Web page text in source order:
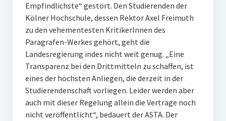
Empfindlichste“ gestört. Den Studierenden der
Kölner Hochschule, dessen Rektor Axel Freimuth
zu den vehementesten KritikerInnen des
Paragrafen-Werkes gehört, geht die
Landesregierung indes nicht weit genug. „Eine
Transparenz bei den Drittmitteln zu schaffen, ist
eines der höchsten Anliegen, die derzeit in der
Studierendenschaft vorliegen. Leider werden aber
auch mit dieser Regelung allein die Verträge noch
nicht veröffentlicht“, bedauert der ASTA. Der